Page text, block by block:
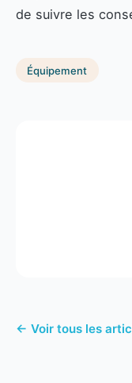
de suivre les
Équipement
← Voir tous les